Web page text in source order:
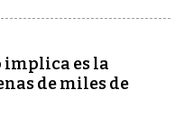
implica es la
de miles de